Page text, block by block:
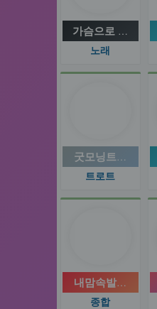
가슴으로 듣는
노래
굿모닝트로트
트로트
내맘속발라드트
종합